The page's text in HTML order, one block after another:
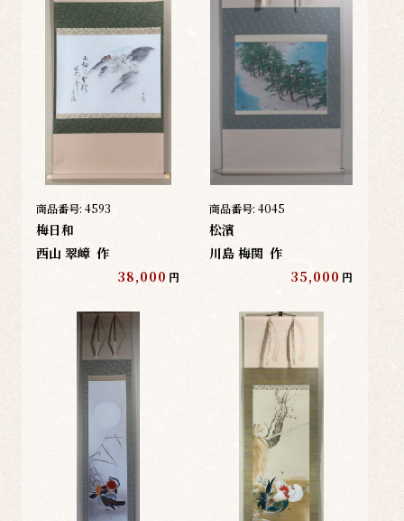
商品番号: 4593
梅日和
西山 翠嶂 作
38,000 円
商品番号: 4045
松濱
川島 梅関 作
35,000 円